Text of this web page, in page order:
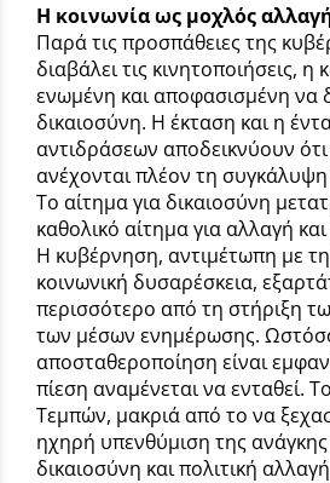
Η κοινωνία ως μοχλός
Παρά τις προσπάθειες της
διαβάλει τις κινητοποιήσεις, η
ενωμένη και αποφασισμένη να
δικαιοσύνη. Η έκταση και η
αντιδράσεων αποδεικνύουν ότι
ανέχονται πλέον τη
Το αίτημα για δικαιοσύνη
καθολικό αίτημα για αλλαγή
Η κυβέρνηση, αντιμέτωπη με
κοινωνική δυσαρέσκεια,
περισσότερο από τη στήριξη
των μέσων ενημέρωσης.
αποσταθεροποίηση είναι
πίεση αναμένεται να ενταθεί.
Τεμπών, μακριά από το να
ηχηρή υπενθύμιση της ανάγκης
δικαιοσύνη και πολιτική